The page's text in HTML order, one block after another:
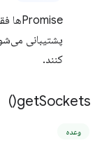
کنند.
getSockets(
)
وعده